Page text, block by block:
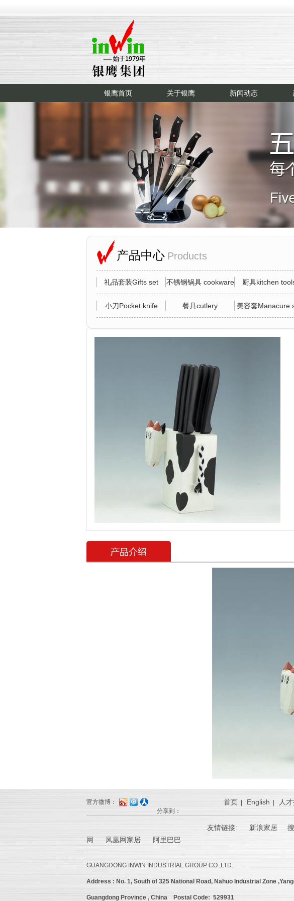
银鹰首页 关于银鹰 新闻动态
产品中心 Products
礼品套装Gifts set 不锈钢锅具 cookware 厨具kitchen
小刀Pocket knife 餐具cutlery 美容套Manacure
官方微博：
分享到：
首页 English 人
友情链接: 新浪家居 搜
网 凤凰网家居 阿里巴巴
GUANGDONG INWIN INDUSTRIAL GROUP CO.,LTD.
Address : No. 1, South of 325 National Road, Nahuo Industrial Zone
Guangdong Province , China Postal Code: 529931